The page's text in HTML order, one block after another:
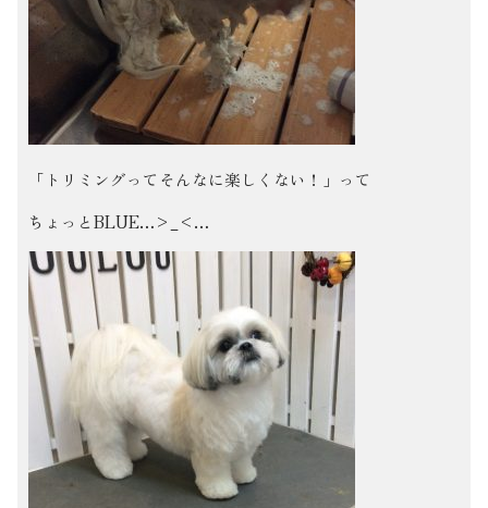
「トリミングってそんなに楽しくない！」って
ちょっとBLUE…>_<…